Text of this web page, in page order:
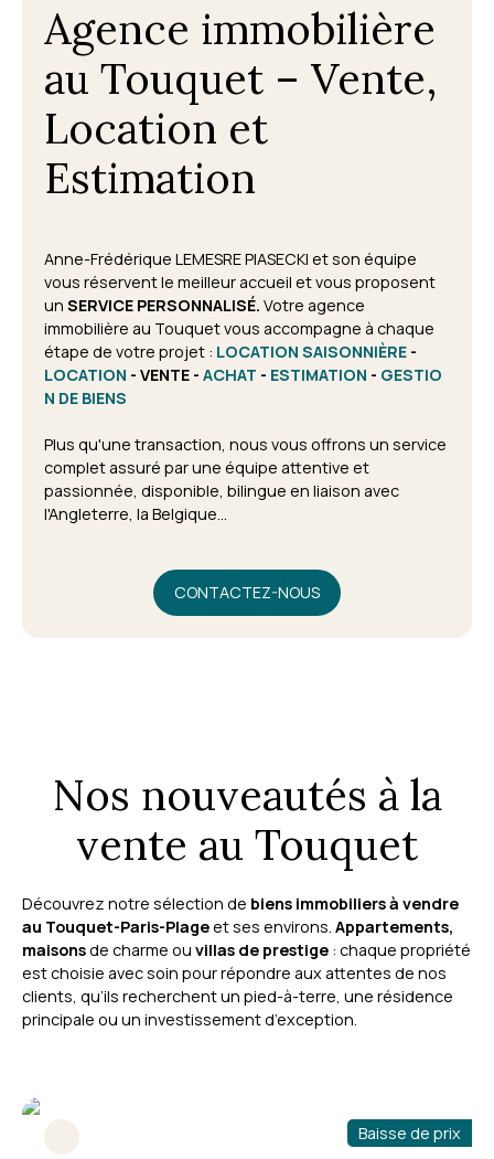
Agence immobilière
au Touquet – Vente,
Location et
Estimation
Anne-Frédérique LEMESRE PIASECKI et son équipe
vous réservent le meilleur accueil et vous proposent
un SERVICE PERSONNALISÉ. Votre agence
immobilière au Touquet vous accompagne à chaque
étape de votre projet : LOCATION SAISONNIÈRE -
LOCATION - VENTE - ACHAT - ESTIMATION - GESTIO
N DE BIENS
Plus qu'une transaction, nous vous offrons un service
complet assuré par une équipe attentive et
passionnée, disponible, bilingue en liaison avec
l'Angleterre, la Belgique...
CONTACTEZ-NOUS
Nos nouveautés à la
vente au Touquet
Découvrez notre sélection de biens immobiliers à vendre
au Touquet-Paris-Plageet ses environs. Appartements,
maisonsde charme ou villas de prestige : chaque propriété
est choisie avec soin pour répondre aux attentes de nos
clients, qu’ils recherchent un pied-à-terre, une résidence
principale ou un investissement d’exception.
Baisse de prix